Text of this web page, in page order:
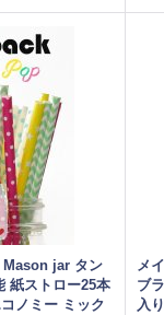
Mason jar タン
紙ストロー25本
ノミー ミック
メ
ブ
入